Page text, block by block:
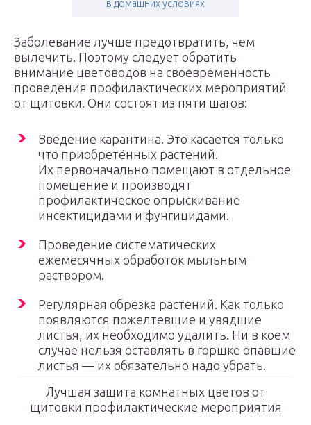
в домашних условиях
Заболевание лучше предотвратить, чем
вылечить. Поэтому следует обратить
внимание цветоводов на своевременность
проведения профилактических мероприятий
от щитовки. Они состоят из пяти шагов:
Введение карантина. Это касается только
что приобретённых растений.
Их первоначально помещают в отдельное
помещение и производят
профилактическое опрыскивание
инсектицидами и фунгицидами.
Проведение систематических
ежемесячных обработок мыльным
раствором.
Регулярная обрезка растений. Как только
появляются пожелтевшие и увядшие
листья, их необходимо удалить. Ни в коем
случае нельзя оставлять в горшке опавшие
листья — их обязательно надо убрать.
Лучшая защита комнатных цветов от
щитовки профилактические мероприятия